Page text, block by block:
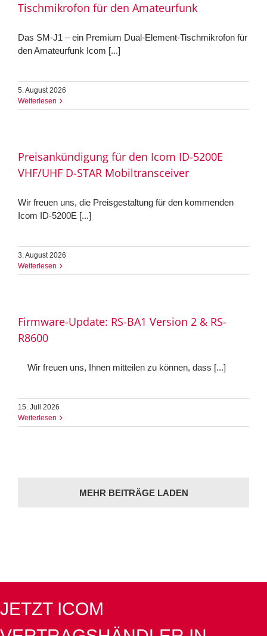
Tischmikrofon für den Amateurfunk
Das SM-J1 – ein Premium Dual-Element-Tischmikrofon für
den Amateurfunk Icom [...]
5. August 2026
Weiterlesen
Preisankündigung für den Icom ID-5200E
VHF/UHF D-STAR Mobiltransceiver
Wir freuen uns, die Preisgestaltung für den kommenden
Icom ID-5200E [...]
3. August 2026
Weiterlesen
Firmware-Update: RS-BA1 Version 2 & RS-
R8600
Wir freuen uns, Ihnen mitteilen zu können, dass [...]
15. Juli 2026
Weiterlesen
MEHR BEITRÄGE LADEN
JETZT ICOM